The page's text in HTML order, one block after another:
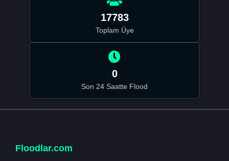
17783
Toplam Üye
0
Son 24 Saatte Flood
Floodlar.com